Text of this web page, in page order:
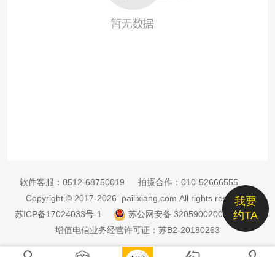
我要
约TA
软件客服： 0512-68750019 拍摄合作： 010-52666555
Copyright © 2017-2026 pailixiang.com All rights reserved
苏ICP备17024033号-1
苏公网安备 32059002002885号
增值电信业务经营许可证：苏B2-20180263